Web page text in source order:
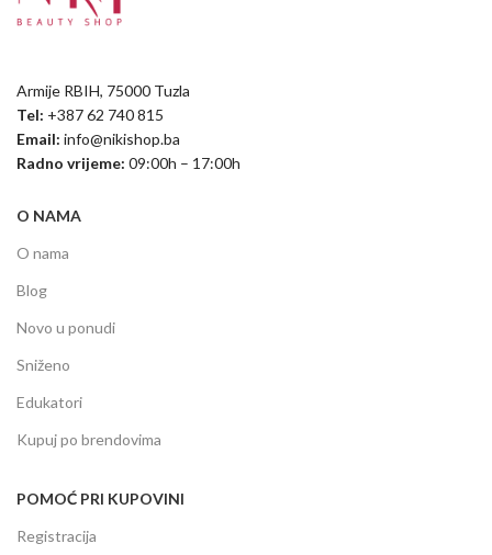
Armije RBIH, 75000 Tuzla
Tel: +387 62 740 815
Email: info@nikishop.ba
Radno vrijeme: 09:00h – 17:00h
O NAMA
O nama
Blog
Novo u ponudi
Sniženo
Edukatori
Kupuj po brendovima
POMOĆ PRI KUPOVINI
Registracija